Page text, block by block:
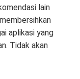
lain
aplikasi yang
Tidak akan